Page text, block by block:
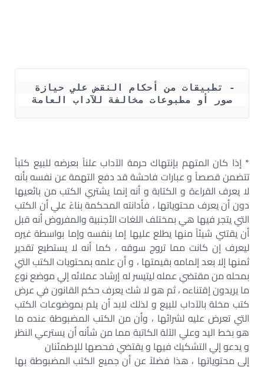
صور أو مطبوعات مخالفة للآداب العامة
* إذا كان المتهم بإنتهاك حرمة الآداب علناً بعرضه للبيع كتباً
تتضمن قصصاً و عبارات فاحشة قد دفع التهمة عن نفسه بأنه
لا يعرف القراءة و الكتابة و أنه إنما يشتري الكتب من بائعيها
دون أن يعرف محتوياتها ، فأدانته المحكمة بناءً علي أن الكتب
التي يتجر فيها هي بمختلف اللغات الأجنبية والمفروض أنه قبل
أن يقتني شيئاً منها يطلع عليها إما بنفسه وإما بواسطة غيره
ليعرف إن كانت مما تروج سوقه ، كما أنه لا يستطيع تقدير
ثمنها إلا بعد إلمامه بقيمتها ، و أن علمه بمحتويات الكتب التي
بمحله من مقتضي عمله ليتيسر له إرشاد عملائه إلي موضع نوع
ما يريدون إقتناءه ، ثم هو لا شك يعرف حكم القانون في عرض
كتب مخلة بالآداب للبيع و لذلك لابد أن يلم بموضوعات الكتب
التي تعرض عليه لشرائها ، وأن من الكتب المضبوطة عنده ما
هو بخط اليد وعلي الآلة الكاتبة مما من شأنه أن يسترعي النظر
و يدعو إلي التشكيك فيها و يقتضي فحصها للإطمئنان
إلي محتوياتها ، هذا فضلاً عن أن جميع الكتب المضبوطة بها